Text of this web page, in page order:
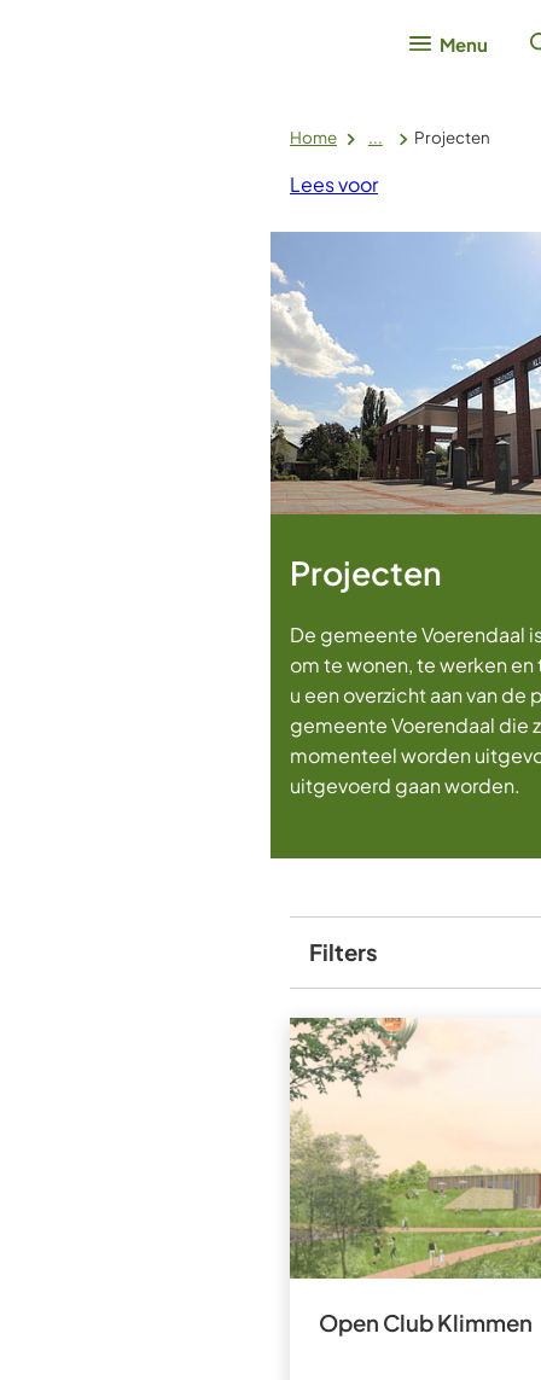
Menu
Home ... Projecten
Lees voor
Projecten
De gemeente Voerendaal
om te wonen, te werken
u een overzicht aan van de
gemeente Voerendaal die
momenteel worden
uitgevoerd gaan worden.
Filters
Open Club Klimmen